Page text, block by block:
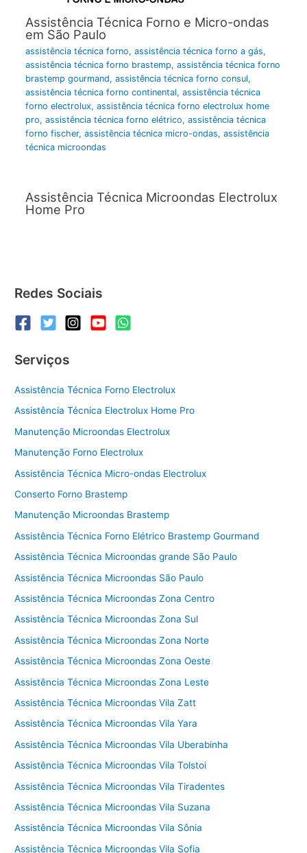
Assistência Técnica Forno e Micro-ondas
em São Paulo
assistência técnica forno, assistência técnica forno a gás,
assistência técnica forno brastemp, assistência técnica forno
brastemp gourmand, assistência técnica forno consul,
assistência técnica forno continental, assistência técnica
forno electrolux, assistência técnica forno electrolux home
pro, assistência técnica forno elétrico, assistência técnica
forno fischer, assistência técnica micro-ondas, assistência
técnica microondas
Assistência Técnica Microondas Electrolux
Home Pro
Redes Sociais
Serviços
Assistência Técnica Forno Electrolux
Assistência Técnica Electrolux Home Pro
Manutenção Microondas Electrolux
Manutenção Forno Electrolux
Assistência Técnica Micro-ondas Electrolux
Conserto Forno Brastemp
Manutenção Microondas Brastemp
Assistência Técnica Forno Elétrico Brastemp Gourmand
Assistência Técnica Microondas grande São Paulo
Assistência Técnica Microondas São Paulo
Assistência Técnica Microondas Zona Centro
Assistência Técnica Microondas Zona Sul
Assistência Técnica Microondas Zona Norte
Assistência Técnica Microondas Zona Oeste
Assistência Técnica Microondas Zona Leste
Assistência Técnica Microondas Vila Zatt
Assistência Técnica Microondas Vila Yara
Assistência Técnica Microondas Vila Uberabinha
Assistência Técnica Microondas Vila Tolstoi
Assistência Técnica Microondas Vila Tiradentes
Assistência Técnica Microondas Vila Suzana
Assistência Técnica Microondas Vila Sônia
Assistência Técnica Microondas Vila Sofia